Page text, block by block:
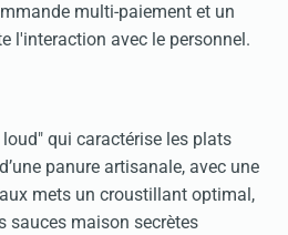
multi-paiement et un
l'interaction avec le personnel.
qui caractérise les plats
panure artisanale, avec une
mets un croustillant optimal,
sauces maison secrètes